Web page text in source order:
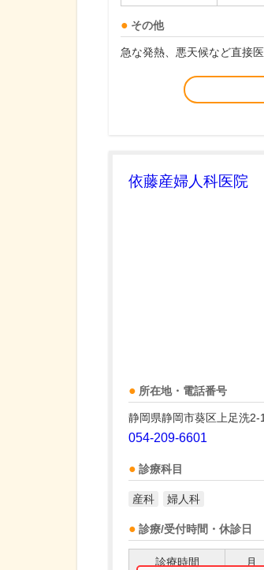
その他
急な発熱、悪天候など直接
依藤産婦人科医院
所在地・電話番号
静岡県静岡市葵区上足洗2-
054-209-6601
診療科目
産科 婦人科
診療/受付時間・休診日
診療時間 月